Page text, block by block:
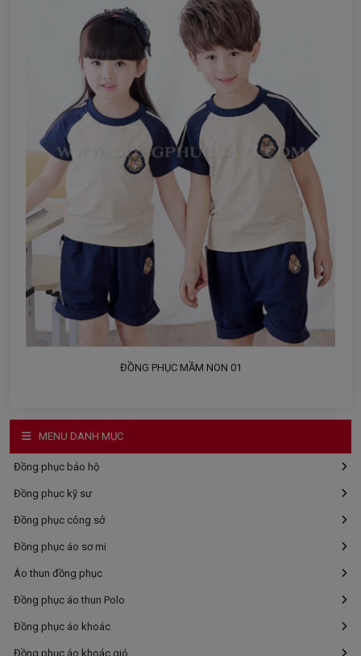
ĐỒNG PHỤC MẦM NON 01
MENU DANH MỤC
Đồng phục bảo hộ
Đồng phục kỹ sư
Đồng phục công sở
Đồng phục áo sơ mi
Áo thun đồng phục
Đồng phục áo thun Polo
Đồng phục áo khoác
Đồng phục áo khoác gió